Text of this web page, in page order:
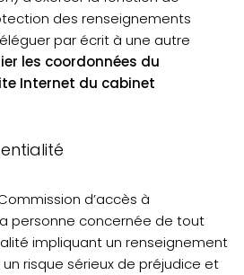
des renseignements
par écrit à une autre
les coordonnées du
Internet du cabinet
d’accès à
personne concernée de tout
impliquant un renseignement
risque sérieux de préjudice et